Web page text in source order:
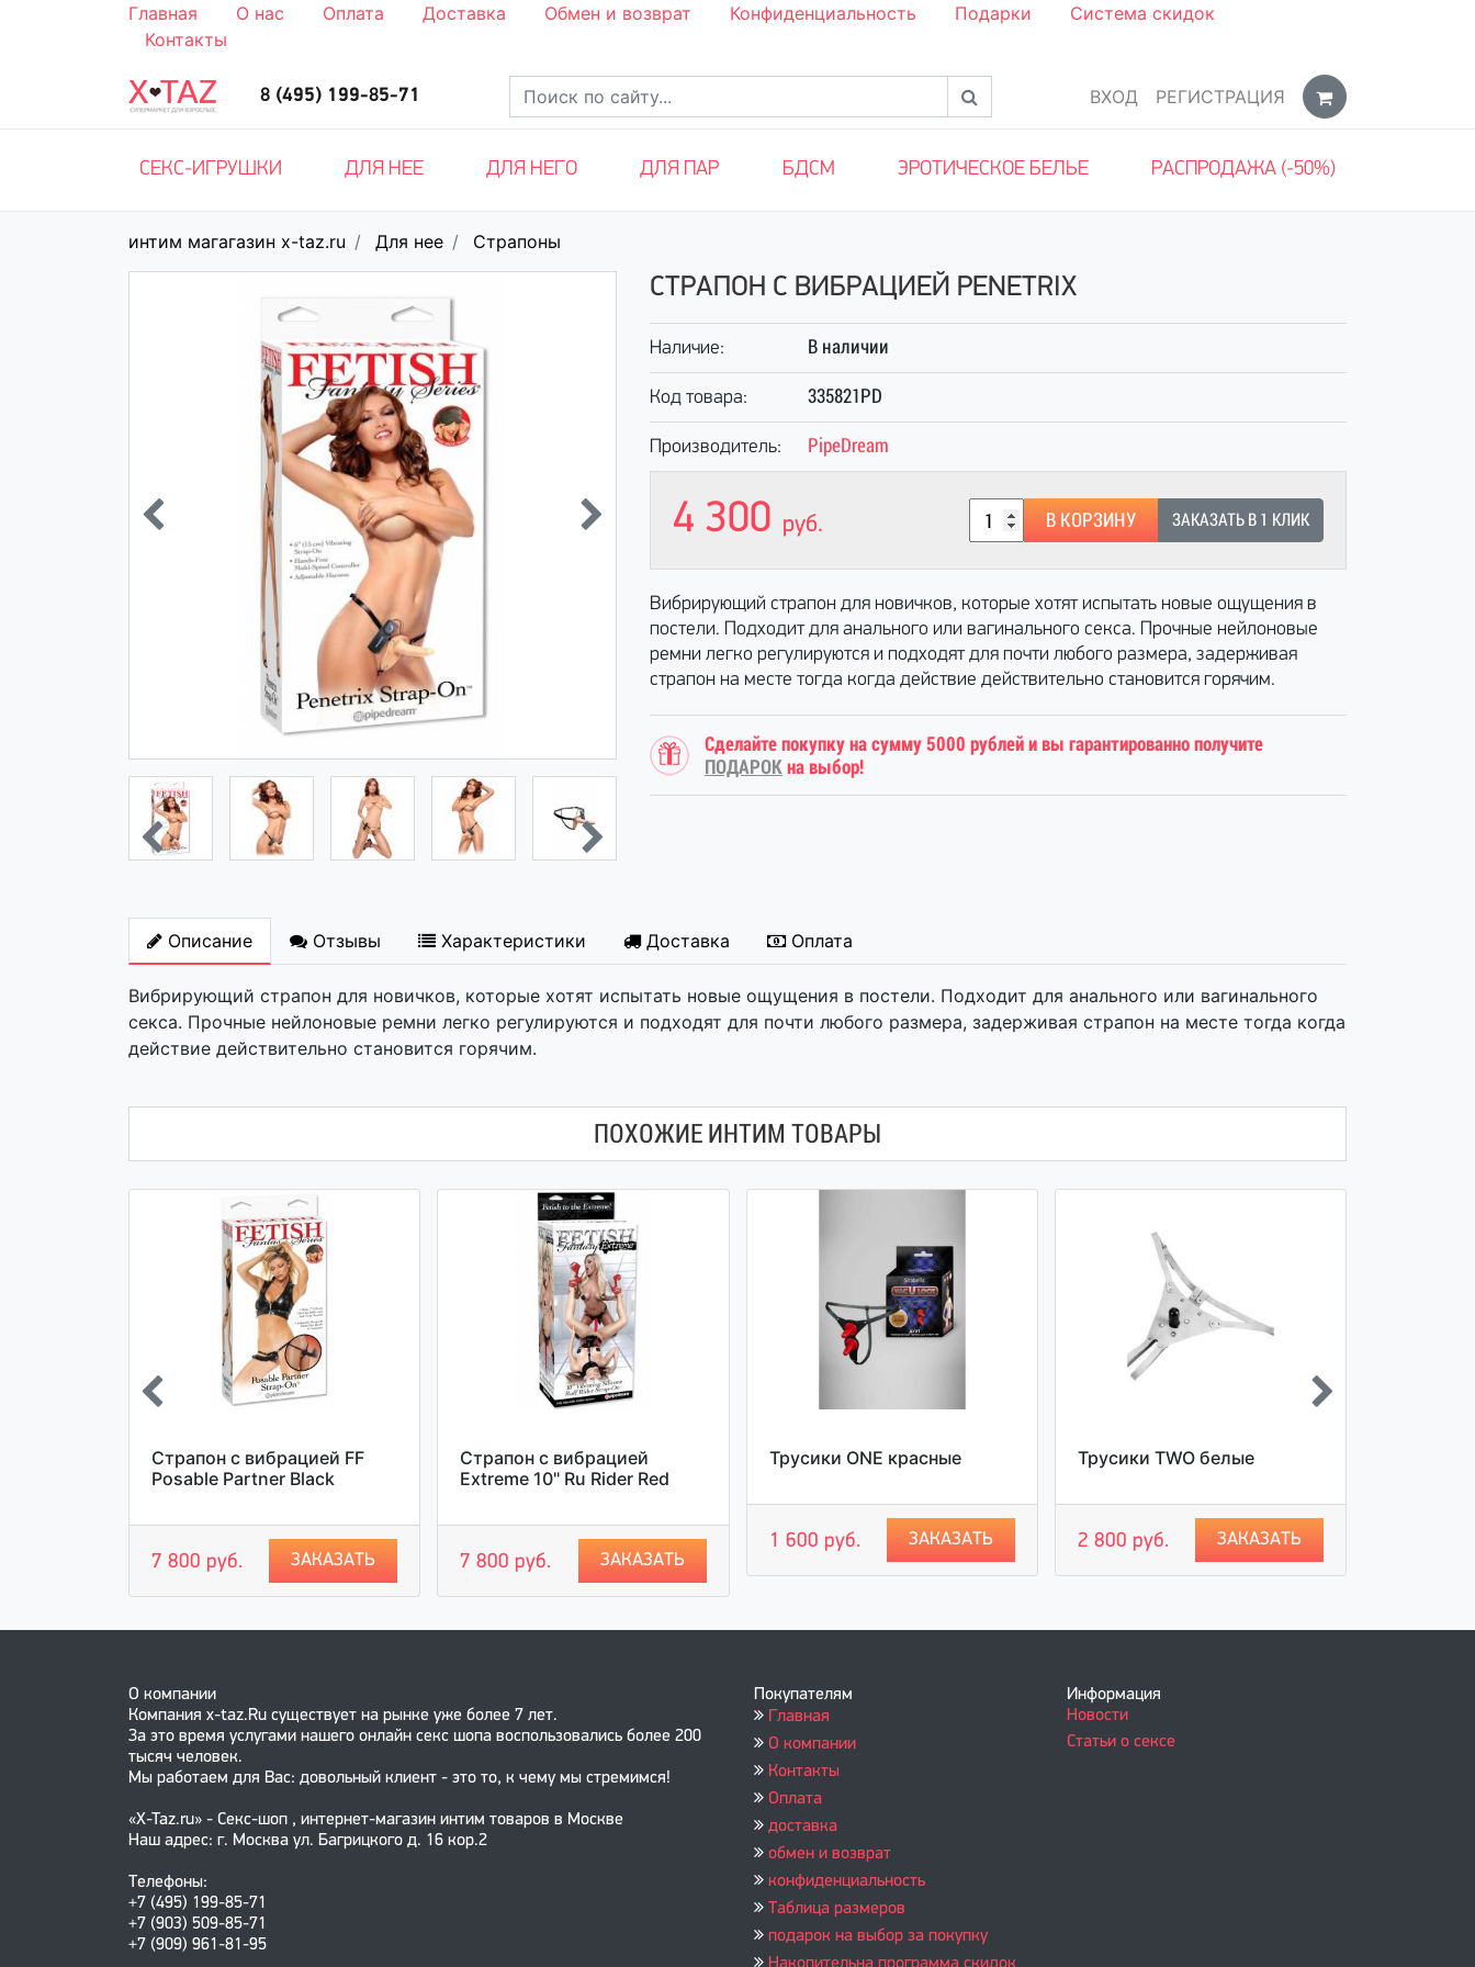
Главная О нас Оплата Доставка Обмен и возврат Конфиденциальность Подарки
Система скидок
Контакты
8 (495) 199-85-71 ВХОД РЕГИСТРАЦИЯ
СЕКС-ИГРУШКИ ДЛЯ НЕЕ ДЛЯ НЕГО ДЛЯ ПАР БДСМ ЭРОТИЧЕСКОЕ БЕЛЬЕ РАСПРОДАЖА (-50%)
интим магагазин x-taz.ru Для нее Страпоны
СТРАПОН С ВИБРАЦИЕЙ PENETRIX
Наличие: В наличии
Код товара: 335821PD
Производитель: PipeDream
4 300 руб. В КОРЗИНУ ЗАКАЗАТЬ В 1 КЛИК
Вибрирующий страпон для новичков, которые хотят испытать новые ощущения в
постели. Подходит для анального или вагинального секса. Прочные нейлоновые
ремни легко регулируются и подходят для почти любого размера, задерживая
страпон на месте тогда когда действие действительно становится горячим.
Сделайте покупку на сумму 5000 рублей и вы гарантированно получите
ПОДАРОК на выбор!
Описание Отзывы Характеристики Доставка Оплата
Вибрирующий страпон для новичков, которые хотят испытать новые ощущения в постели. Подходит для анального или вагинального
секса. Прочные нейлоновые ремни легко регулируются и подходят для почти любого размера, задерживая страпон на месте тогда когда
действие действительно становится горячим.
ПОХОЖИЕ ИНТИМ ТОВАРЫ
Страпон с вибрацией FF
Posable Partner Black
7 800 руб. ЗАКАЗАТЬ
Страпон с вибрацией
Extreme 10" Ru Rider Red
7 800 руб. ЗАКАЗАТЬ
Трусики ONE красные
1 600 руб. ЗАКАЗАТЬ
Трусики TWO белые
2 800 руб. ЗАКАЗАТЬ
О компании
Компания x-taz.Ru существует на рынке уже более 7 лет.
За это время услугами нашего онлайн секс шопа воспользовались более 200
тысяч человек.
Мы работаем для Вас: довольный клиент - это то, к чему мы стремимся!
«X-Taz.ru» - Секс-шоп , интернет-магазин интим товаров в Москве
Наш адрес: г. Москва ул. Багрицкого д. 16 кор.2
Телефоны:
+7 (495) 199-85-71
+7 (903) 509-85-71
+7 (909) 961-81-95
Покупателям
Главная
О компании
Контакты
Оплата
доставка
обмен и возврат
конфиденциальность
Таблица размеров
подарок на выбор за покупку
Информация
Новости
Статьи о сексе